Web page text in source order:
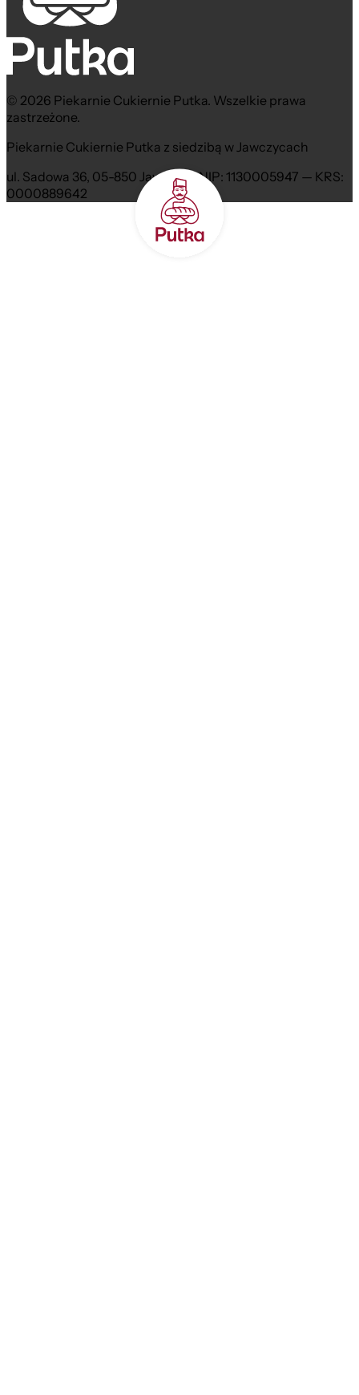
© 2026 Piekarnie Cukiernie Putka. Wszelkie prawa
zastrzeżone.
Piekarnie Cukiernie Putka z siedzibą w Jawczycach
ul. Sadowa 36, 05-850 Jawczyce NIP: 1130005947 — KRS:
0000889642